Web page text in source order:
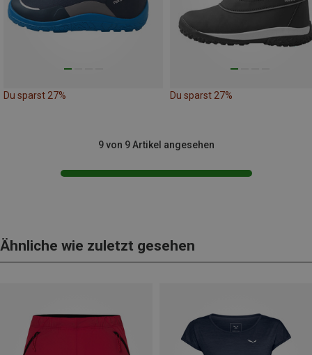
Du sparst 27% Du sparst 27%
9 von 9 Artikel angesehen
Ähnliche wie zuletzt gesehen